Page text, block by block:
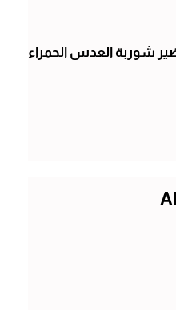
شوربة العدس الحمراء